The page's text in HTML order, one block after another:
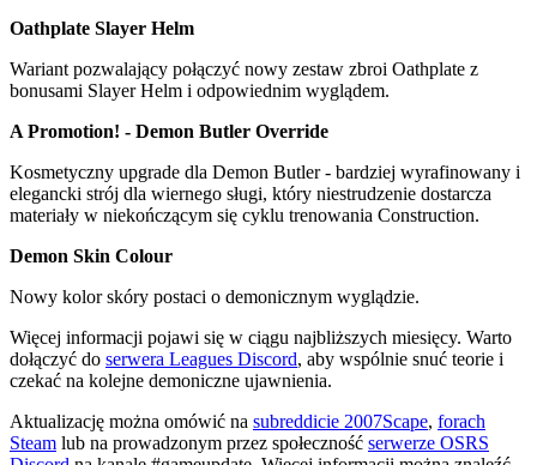
Oathplate Slayer Helm
Wariant pozwalający połączyć nowy zestaw zbroi Oathplate z
bonusami Slayer Helm i odpowiednim wyglądem.
A Promotion! - Demon Butler Override
Kosmetyczny upgrade dla Demon Butler - bardziej wyrafinowany i
elegancki strój dla wiernego sługi, który niestrudzenie dostarcza
materiały w niekończącym się cyklu trenowania Construction.
Demon Skin Colour
Nowy kolor skóry postaci o demonicznym wyglądzie.
Więcej informacji pojawi się w ciągu najbliższych miesięcy. Warto
dołączyć do serwera Leagues Discord, aby wspólnie snuć teorie i
czekać na kolejne demoniczne ujawnienia.
Aktualizację można omówić na subreddicie 2007Scape, forach
Steam lub na prowadzonym przez społeczność serwerze OSRS